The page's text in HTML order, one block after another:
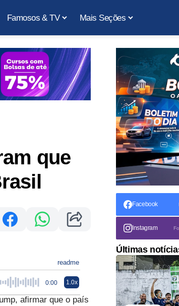
Famosos & TV Mais Seções
que
readme
0:00 1.0x
afirmar que o país
Facebook
Instagram
Últimas